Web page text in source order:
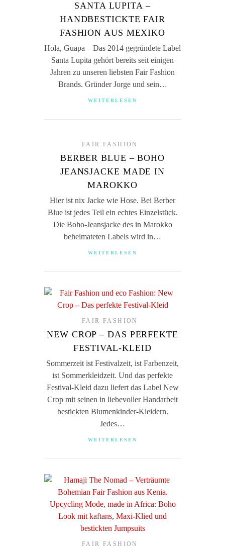
SANTA LUPITA –
HANDBESTICKTE FAIR
FASHION AUS MEXIKO
Hola, Guapa – Das 2014 gegründete Label
Santa Lupita gehört bereits seit einigen
Jahren zu unseren liebsten Fair Fashion
Brands. Gründer Jorge und sein…
WEITERLESEN
FAIR FASHION
BERBER BLUE – BOHO
JEANSJACKE MADE IN
MAROKKO
Hier ist nix Jacke wie Hose. Bei Berber
Blue ist jedes Teil ein echtes Einzelstück.
Die Boho-Jeansjacke des in Marokko
beheimateten Labels wird in…
WEITERLESEN
FAIR FASHION
NEW CROP – DAS PERFEKTE
FESTIVAL-KLEID
Sommerzeit ist Festivalzeit, ist Farbenzeit,
ist Sommerkleidzeit. Und das perfekte
Festival-Kleid dazu liefert das Label New
Crop mit seinen in liebevoller Handarbeit
bestickten Blumenkinder-Kleidern.
Jedes…
WEITERLESEN
FAIR FASHION